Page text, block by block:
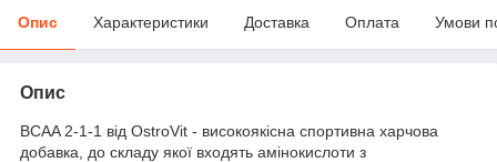
Опис Характеристики Доставка Оплата Умови
Опис
BCAA 2-1-1 від OstroVit - високоякісна спортивна харчова
добавка, до складу якої входять амінокислоти з